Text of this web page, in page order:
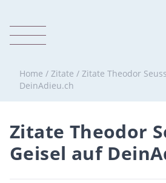
Home / Zitate / Zitate Theodor
DeinAdieu.ch
Zitate Theodor
Geisel auf